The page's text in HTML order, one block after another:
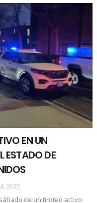
EN UN
ESTADO DE
2025
de un tiroteo activo